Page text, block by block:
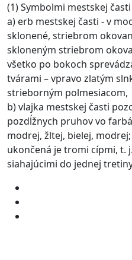
(1) Symbolmi mestskej časti
a) erb mestskej časti - v
sklonené, striebrom
skloneným striebrom
všetko po bokoch
tvárami – vpravo zlatým
strieborným polmesiacom,
b) vlajka mestskej časti
pozdĺžnych pruhov vo
modrej, žltej, bielej,
ukončená je tromi cípmi, t.
siahajúcimi do jednej